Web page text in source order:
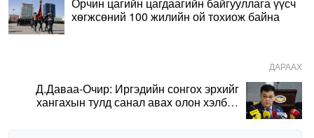
Орчин цагийн цагдаагийн байгууллага үүсч
хөгжсөний 100 жилийн ой тохиож байна
ДАРААХ
Д.Даваа-Очир: Иргэдийн сонгох эрхийг
хангахын тулд санал авах олон хэлбэр